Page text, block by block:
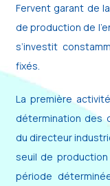
Fervent garant de
de production de
s’investit
fixés.
La première
détermination des
du directeur
seuil de
période